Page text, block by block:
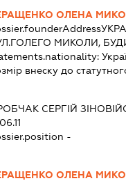
ОЛЕНА
МИКОЛИ,
внеску до
СЕРГІЙ
-
ОЛЕНА